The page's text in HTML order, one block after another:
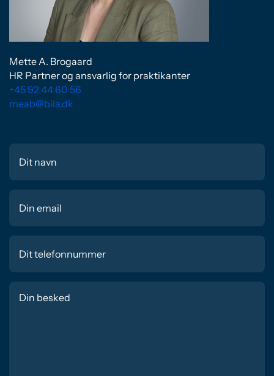
Mette A. Brogaard
HR Partner og ansvarlig for praktikanter
+45 92 44 60 56
meab@bila.dk